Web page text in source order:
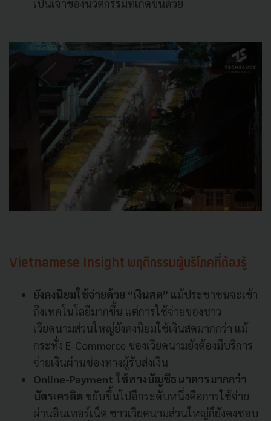
เป็นเจ้าของนวัตกรรมที่เกิดขึ้นด้วย
Vietnamese Insight พฤติกรรมผู้บริโภคที่ต้องรู้
ยังคงนิยมใช้จ่ายด้วย “เงินสด” แม้ประชาชนจะเข้า
ถึงเทคโนโลยีมากขึ้น แต่การใช้จ่ายของชาว
เวียดนามส่วนใหญ่ยังคงนิยมใช้เงินสดมากกว่า แม้
กระทั่ง E-Commerce ของเวียดนามยังต้องมีบริการ
จ่ายเงินผ่านช่องทางผู้รับส่งเงิน
Online-Paymentใช้ทางบัญชีธนาคารมากกว่า
บัตรเครดิต ขยับขึ้นไปอีกระดับหนึ่งคือการใช้จ่าย
ผ่านอินเทอร์เน็ต ชาวเวียดนามส่วนใหญ่ก็ยังคงชอบ